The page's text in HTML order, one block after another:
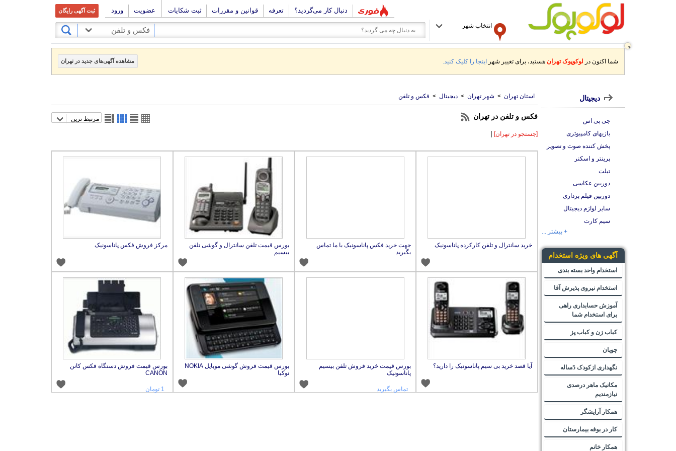
دنبال کار می‌گردید؟ تعرفه قوانین و مقررات ثبت شکایات عضویت ورود ثبت آگهی رایگان
انتخاب شهر
فکس و تلفن
شما اکنون در لوکوپوک تهران هستید، برای تغییر شهر اینجا را کلیک کنید. مشاهده آگهی‌های جدید در تهران
استان تهران > شهر تهران > دیجیتال > فکس و تلفن
فکس و تلفن در تهران مرتبط ترین
[جستجو در تهران] |
خرید سانترال و تلفن کارکرده پاناسونیک
جهت خرید فکس پاناسونیک با ما تماس
بگیرید
بورس قیمت تلفن سانترال و گوشی تلفن
بیسیم
مرکز فروش فکس پاناسونیک
آیا قصد خرید بی سیم پاناسونیک را دارید؟
بورس قیمت خرید فروش تلفن بیسیم
پاناسونیک
تماس بگیرید
بورس قیمت فروش گوشی موبایل NOKIA
نوکیا
بورس قیمت فروش دستگاه فکس کانن
CANON
1 تومان
دیجیتال
جی پی اس
بازیهای کامپیوتری
پخش کننده صوت و تصویر
پرینتر و اسکنر
تبلت
دوربین عکاسی
دوربین فیلم برداری
سایر لوازم دیجیتال
سیم کارت
+ بیشتر ...
آگهی های ویژه استخدام
استخدام واحد بسته بندی
استخدام نیروی پذیرش آقا
آموزش حسابداری راهی
برای استخدام شما
کباب زن و کباب پز
چوپان
نگهداری ازکودک 5ساله
مکانیک ماهر درصدی
نیازمندیم
همکار آرایشگر
کار در بوفه بیمارستان
همکار خانم